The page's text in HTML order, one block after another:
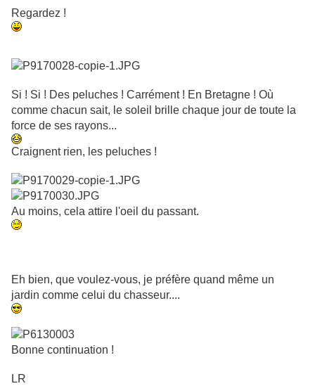
Regardez !
Si ! Si ! Des peluches ! Carrément ! En Bretagne ! Où
comme chacun sait, le soleil brille chaque jour de toute la
force de ses rayons...
Craignent rien, les peluches !
Au moins, cela attire l'oeil du passant.
Eh bien, que voulez-vous, je préfère quand même un
jardin comme celui du chasseur....
Bonne continuation !
LR